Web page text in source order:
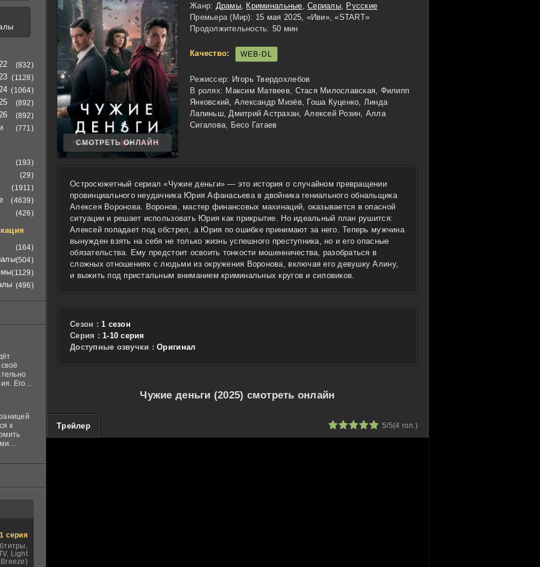
СМОТРЕТЬ ОНЛАЙН
Жанр: Драмы, Криминальные,Сериалы, Русские
Премьера (Мир): 15 мая 2025, «Иви», «START»
Продолжительность: 50 мин
Качество: WEB-DL
Режиссер: Игорь Твердохлебов
В ролях: Максим Матвеев, Стася Милославская, Филипп
Янковский, Александр Мизёв, Гоша Куценко, Линда
Лапиньш, Дмитрий Астрахан, Алексей Розин, Алла
Сигалова, Бесо Гатаев
Остросюжетный сериал «Чужие деньги» — это история о случайном превращении
провинциального неудачника Юрия Афанасьева в двойника гениального обнальщика
Алексея Воронова. Воронов, мастер финансовых махинаций, оказывается в опасной
ситуации и решает использовать Юрия как прикрытие. Но идеальный план рушится:
Алексей попадает под обстрел, а Юрия по ошибке принимают за него. Теперь мужчина
вынужден взять на себя не только жизнь успешного преступника, но и его опасные
обязательства. Ему предстоит освоить тонкости мошенничества, разобраться в
сложных отношениях с людьми из окружения Воронова, включая его девушку Алину,
и выжить под пристальным вниманием криминальных кругов и силовиков.
Сезон : 1 сезон
Cерия : 1-10 серия
Доступные озвучки : Оригинал
Чужие деньги (2025) смотреть онлайн
Трейлер 5/5(4 гол.)
(832)
(1128)
(1064)
(892)
(892)
(771)
(193)
(29)
(1911)
(4639)
(426)
(164)
(504)
(1129)
(496)
Его
в
к
1 серия
Light
Breeze)